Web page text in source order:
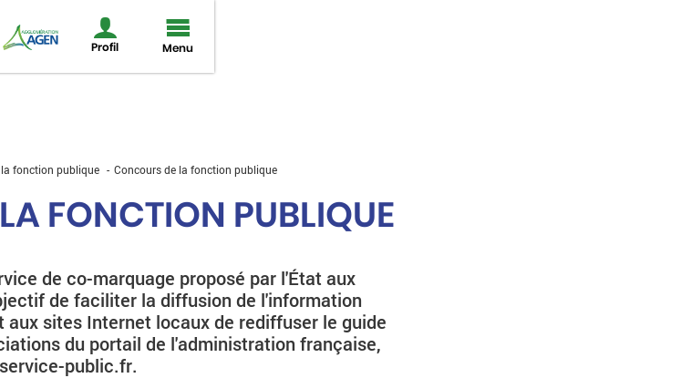
Profil Menu
fonction publique Concours de la fonction publique
FONCTION PUBLIQUE
de co-marquage proposé par l'État aux
de faciliter la diffusion de l'information
sites Internet locaux de rediffuser le guide
du portail de l'administration française,
service-public.fr.